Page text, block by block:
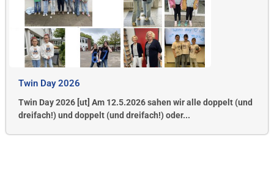
Twin Day 2026
Twin Day 2026 [ut] Am 12.5.2026 sahen wir alle doppelt (und
dreifach!) und doppelt (und dreifach!) oder...